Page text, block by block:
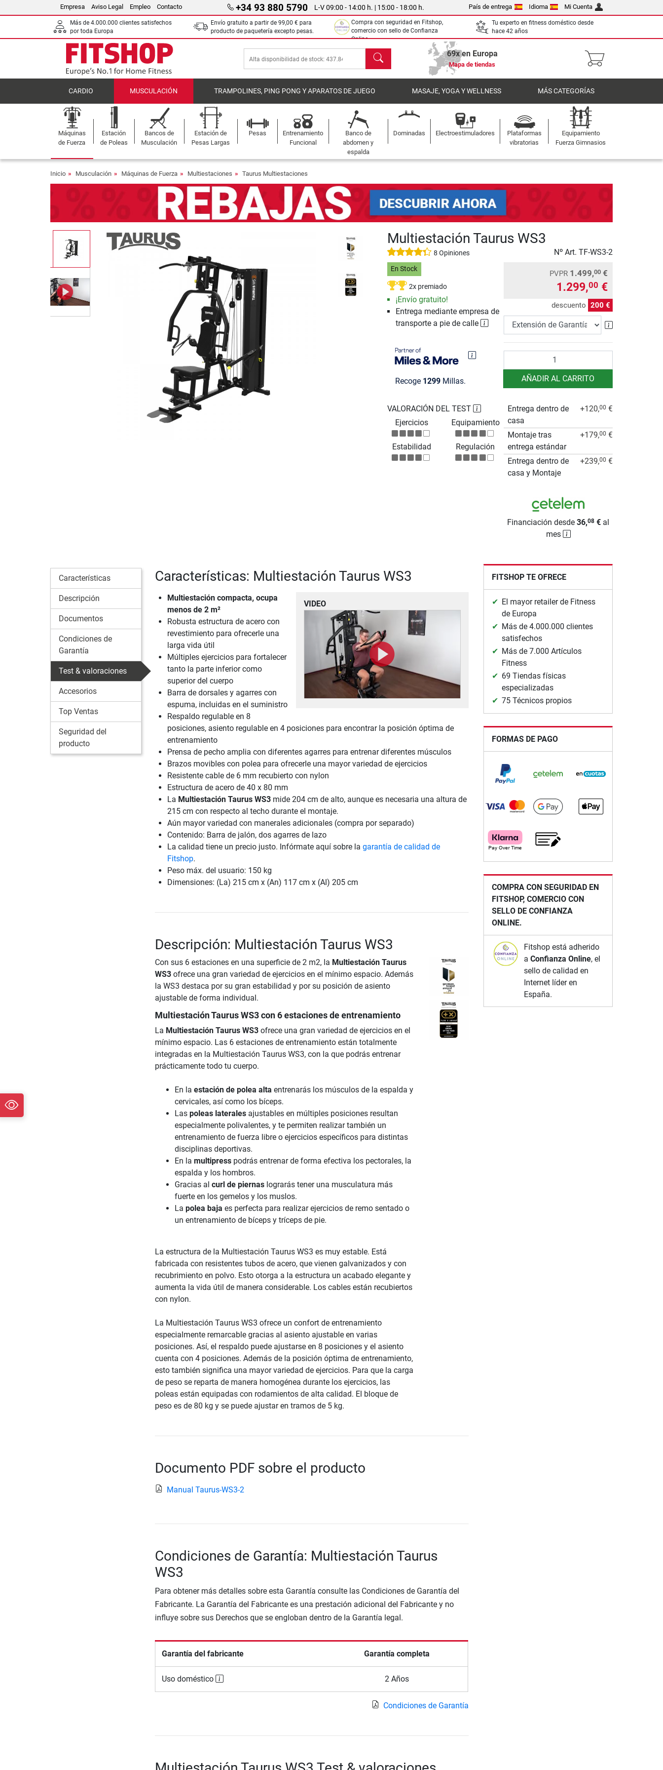
Empresa Aviso Legal Empleo Contacto +34 93 880 5790 L-V 09:00 - 14:00 h. | 15:00 - 18:00 h. País de entrega Idioma Mi Cuenta
Más de 4.000.000 clientes satisfechos
por toda Europa
Envío gratuito a partir de 99,00 € para
producto de paquetería excepto pesas.
Compra con seguridad en Fitshop,
comercio con sello de Confianza
Online.
Tu experto en fitness doméstico desde
hace 42 años
Buscar 69x en Europa
Mapa de tiendas
CARDIO MUSCULACIÓN TRAMPOLINES, PING PONG Y APARATOS DE JUEGO MASAJE, YOGA Y WELLNESS MÁS CATEGORÍAS
Máquinas
de Fuerza
Estación
de Poleas
Bancos de
Musculación
Estación de
Pesas Largas
Pesas
Entrenamiento
Funcional
Banco de
abdomen y
espalda
Dominadas Electroestimuladores
Plataformas
vibratorias
Equipamiento
Fuerza Gimnasios
Inicio Musculación Máquinas de Fuerza Multiestaciones Taurus Multiestaciones
Multiestación Taurus WS3
8 Opiniones Nº Art. TF-WS3-2
En Stock
2x premiado
¡Envío gratuito!
Entrega mediante empresa de
transporte a pie de calle
Recoge 1299Millas.
PVPR 1.499,00 €
1.299,00 €
descuento 200 €
Extensión de
AÑADIR AL CARRITO
VALORACIÓN DEL TEST
Ejercicios
Equipamiento
Estabilidad Regulación
Entrega dentro de
casa
+120,00 €
Montaje tras
entrega estándar
+179,00 €
Entrega dentro de
casa y Montaje
+239,00 €
Financiación desde36,08 € al
mes
Características
Descripción
Documentos
Condiciones de
Garantía
Test & valoraciones
Accesorios
Top Ventas
Seguridad del
producto
Características: Multiestación Taurus WS3
VIDEO
Multiestación compacta, ocupa
menos de 2 m²
Robusta estructura de acero con
revestimiento para ofrecerle una
larga vida útil
Múltiples ejercicios para fortalecer
tanto la parte inferior como
superior del cuerpo
Barra de dorsales y agarres con
espuma, incluidas en el suministro
Respaldo regulable en 8
posiciones, asiento regulable en 4 posiciones para encontrar la posición óptima de
entrenamiento
Prensa de pecho amplia con diferentes agarres para entrenar diferentes músculos
Brazos movibles con polea para ofrecerle una mayor variedad de ejercicios
Resistente cable de 6 mm recubierto con nylon
Estructura de acero de 40 x 80 mm
La Multiestación Taurus WS3mide 204 cm de alto, aunque es necesaria una altura de
215 cm con respecto al techo durante el montaje.
Aún mayor variedad con manerales adicionales (compra por separado)
Contenido: Barra de jalón, dos agarres de lazo
La calidad tiene un precio justo. Infórmate aquí sobre la garantía de calidad de
Fitshop.
Peso máx. del usuario: 150 kg
Dimensiones: (La) 215 cm x (An) 117 cm x (Al) 205 cm
Descripción: Multiestación Taurus WS3
Con sus 6 estaciones en una superficie de 2 m2, la Multiestación Taurus
WS3ofrece una gran variedad de ejercicios en el mínimo espacio. Además
la WS3 destaca por su gran estabilidad y por su posición de asiento
ajustable de forma individual.
Multiestación Taurus WS3 con 6 estaciones de entrenamiento
La Multiestación Taurus WS3ofrece una gran variedad de ejercicios en el
mínimo espacio. Las 6 estaciones de entrenamiento están totalmente
integradas en la Multiestación Taurus WS3, con la que podrás entrenar
prácticamente todo tu cuerpo.
En la estación de polea alta entrenarás los músculos de la espalda y
cervicales, así como los bíceps.
Las poleas lateralesajustables en múltiples posiciones resultan
especialmente polivalentes, y te permiten realizar también un
entrenamiento de fuerza libre o ejercicios específicos para distintas
disciplinas deportivas.
En la multipresspodrás entrenar de forma efectiva los pectorales, la
espalda y los hombros.
Gracias al curl de piernaslograrás tener una musculatura más
fuerte en los gemelos y los muslos.
La polea baja es perfecta para realizar ejercicios de remo sentado o
un entrenamiento de bíceps y tríceps de pie.
La estructura de la Multiestación Taurus WS3 es muy estable. Está
fabricada con resistentes tubos de acero, que vienen galvanizados y con
recubrimiento en polvo. Esto otorga a la estructura un acabado elegante y
aumenta la vida útil de manera considerable. Los cables están recubiertos
con nylon.
La Multiestación Taurus WS3 ofrece un confort de entrenamiento
especialmente remarcable gracias al asiento ajustable en varias
posiciones. Así, el respaldo puede ajustarse en 8 posiciones y el asiento
cuenta con 4 posiciones. Además de la posición óptima de entrenamiento,
esto también significa una mayor variedad de ejercicios. Para que la carga
de peso se reparta de manera homogénea durante los ejercicios, las
poleas están equipadas con rodamientos de alta calidad. El bloque de
peso es de 80 kg y se puede ajustar en tramos de 5 kg.
Documento PDF sobre el producto
Manual Taurus-WS3-2
Condiciones de Garantía: Multiestación Taurus
WS3
Para obtener más detalles sobre esta Garantía consulte las Condiciones de Garantía del
Fabricante. La Garantía del Fabricante es una prestación adicional del Fabricante y no
influye sobre sus Derechos que se engloban dentro de la Garantía legal.
Garantía del fabricante Garantía completa
Uso doméstico 2 Años
Condiciones de Garantía
FITSHOP TE OFRECE
El mayor retailer de Fitness
de Europa
Más de 4.000.000 clientes
satisfechos
Más de 7.000 Artículos
Fitness
69 Tiendas físicas
especializadas
75 Técnicos propios
FORMAS DE PAGO
COMPRA CON SEGURIDAD EN
FITSHOP, COMERCIO CON
SELLO DE CONFIANZA
ONLINE.
Fitshop está adherido
a Confianza Online, el
sello de calidad en
Internet líder en
España.